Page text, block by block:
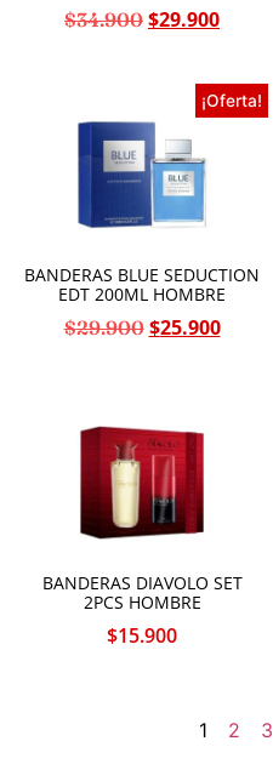
$34.900 $29.900
¡Oferta!
BANDERAS BLUE SEDUCTION
EDT 200ML HOMBRE
$29.900 $25.900
BANDERAS DIAVOLO SET
2PCS HOMBRE
$15.900
1 2 3